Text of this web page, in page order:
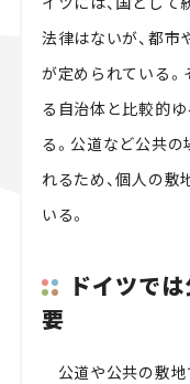
法律はないが、都
が定められている。
る自治体と比較的
る。公道など公共
れるため、個人の
いる。
ドイツで
要
公道や公共の敷地